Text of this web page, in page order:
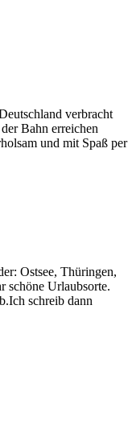
verbracht
Bahn erreichen
und mit Spaß per
Ostsee, Thüringen,
schöne Urlaubsorte.
schreib dann